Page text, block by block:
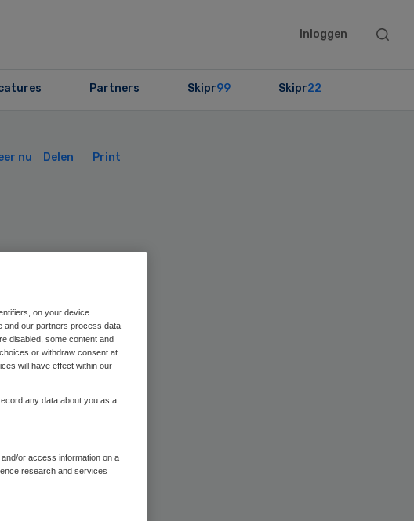
Inloggen
Search
Partners Skipr99 Skipr22
nu Delen Print
gelezen
on your device.
and our partners process data
disabled, some content and
or withdraw consent at
will have effect within our
any data about you as a
or access information on a
research and services